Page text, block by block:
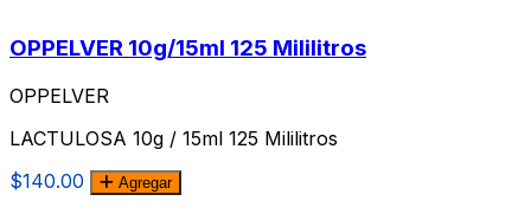
OPPELVER 10g/15ml 125 Mililitros
OPPELVER
LACTULOSA 10g / 15ml 125 Mililitros
$140.00
Agregar